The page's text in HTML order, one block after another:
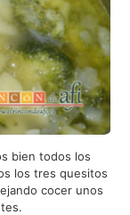
bien todos los
los tres quesitos
cocer unos